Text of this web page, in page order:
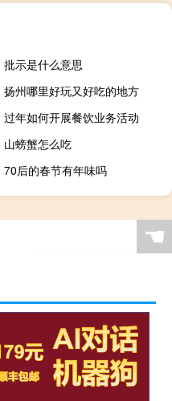
批示是什么意思
扬州哪里好玩又好吃的地方
过年如何开展餐饮业务活动
山螃蟹怎么吃
70后的春节有年味吗
☚